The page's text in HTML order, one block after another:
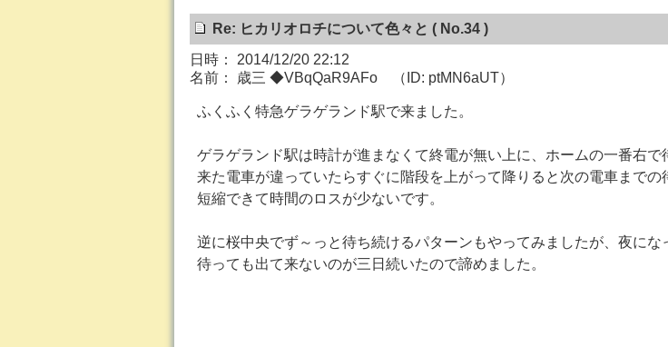
Re: ヒカリオロチについて色々と ( No.34 )
日時： 2014/12/20 22:12
名前： 歳三 ◆VBqQaR9AFo （ID: ptMN6aUT）
ふくふく特急ゲラゲランド駅で来ました。
ゲラゲランド駅は時計が進まなくて終電が無い上に、ホームの一番右で
来た電車が違っていたらすぐに階段を上がって降りると次の電車までの
短縮できて時間のロスが少ないです。
逆に桜中央でず～っと待ち続けるパターンもやってみましたが、夜にな
待っても出て来ないのが三日続いたので諦めました。